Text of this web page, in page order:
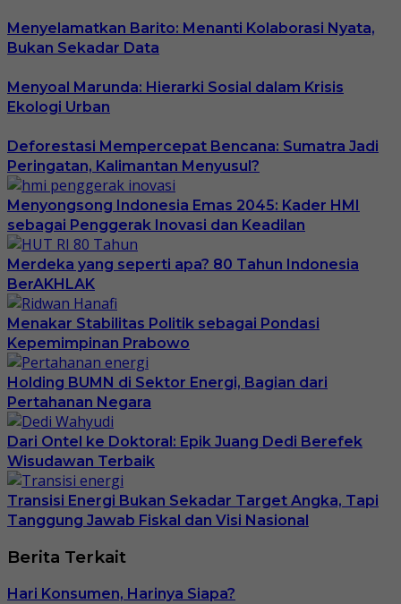
Menyelamatkan Barito: Menanti Kolaborasi Nyata,
Bukan Sekadar Data
Menyoal Marunda: Hierarki Sosial dalam Krisis
Ekologi Urban
Deforestasi Mempercepat Bencana: Sumatra Jadi
Peringatan, Kalimantan Menyusul?
Menyongsong Indonesia Emas 2045: Kader HMI
sebagai Penggerak Inovasi dan Keadilan
Merdeka yang seperti apa? 80 Tahun Indonesia
BerAKHLAK
Menakar Stabilitas Politik sebagai Pondasi
Kepemimpinan Prabowo
Holding BUMN di Sektor Energi, Bagian dari
Pertahanan Negara
Dari Ontel ke Doktoral: Epik Juang Dedi Berefek
Wisudawan Terbaik
Transisi Energi Bukan Sekadar Target Angka, Tapi
Tanggung Jawab Fiskal dan Visi Nasional
Berita Terkait
Hari Konsumen, Harinya Siapa?